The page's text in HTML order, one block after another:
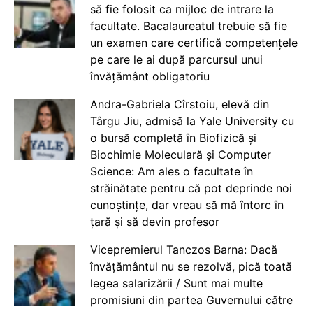
să fie folosit ca mijloc de intrare la
facultate. Bacalaureatul trebuie să fie
un examen care certifică competențele
pe care le ai după parcursul unui
învățământ obligatoriu
Andra-Gabriela Cîrstoiu, elevă din
Târgu Jiu, admisă la Yale University cu
o bursă completă în Biofizică și
Biochimie Moleculară și Computer
Science: Am ales o facultate în
străinătate pentru că pot deprinde noi
cunoștințe, dar vreau să mă întorc în
țară și să devin profesor
Vicepremierul Tanczos Barna: Dacă
învățământul nu se rezolvă, pică toată
legea salarizării / Sunt mai multe
promisiuni din partea Guvernului către